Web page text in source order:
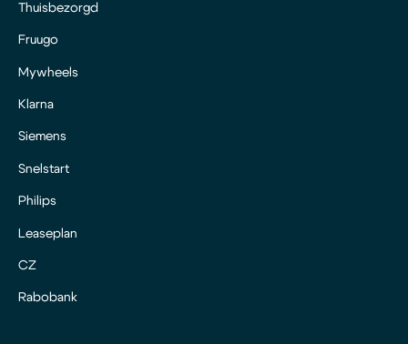
Thuisbezorgd
Fruugo
Mywheels
Klarna
Siemens
Snelstart
Philips
Leaseplan
CZ
Rabobank